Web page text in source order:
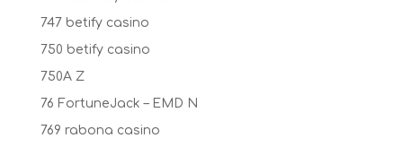
747 betify casino
750 betify casino
750A Z
76 FortuneJack – EMD N
769 rabona casino